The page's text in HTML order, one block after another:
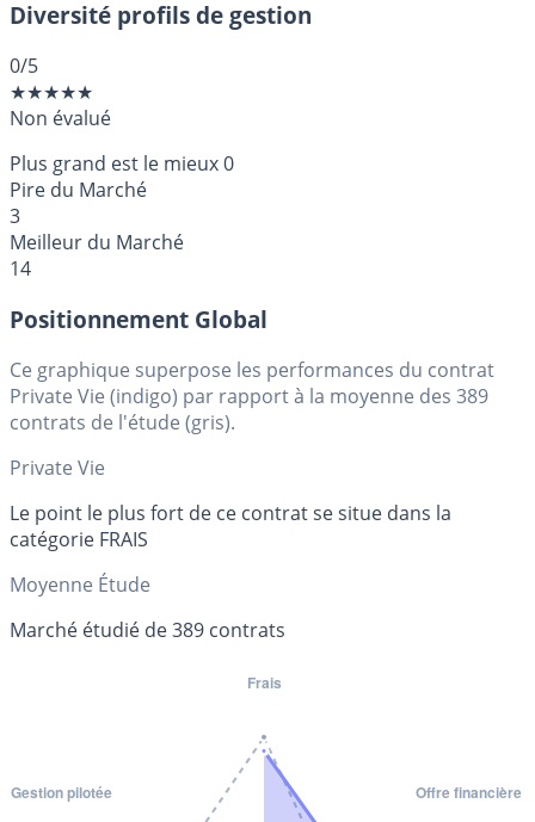
Diversité profils de gestion
0/5
★★★★★
Non évalué
Plus grand est le mieux0
Pire du Marché
3
Meilleur du Marché
14
Positionnement Global
Ce graphique superpose les performances du contrat
Private Vie (indigo) par rapport à la moyenne des 389
contrats de l'étude (gris).
Private Vie
Le point le plus fort de ce contrat se situe dans la
catégorie FRAIS
Moyenne Étude
Marché étudié de 389 contrats